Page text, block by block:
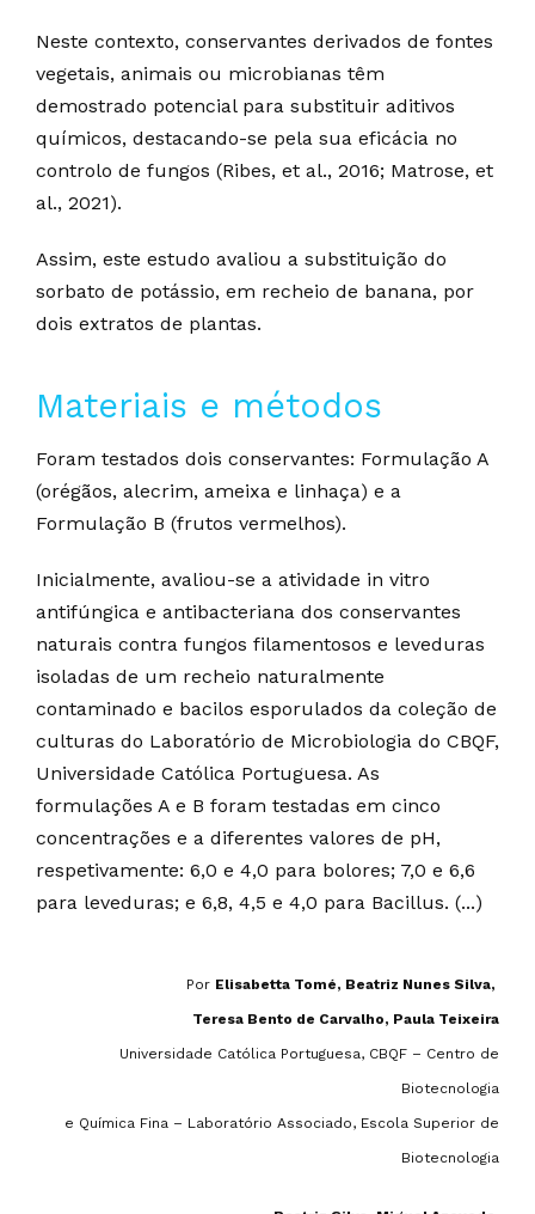
Neste contexto, conservantes derivados de fontes
vegetais, animais ou microbianas têm
demostrado potencial para substituir aditivos
químicos, destacando-se pela sua eficácia no
controlo de fungos (Ribes, et al., 2016; Matrose, et
al., 2021).
Assim, este estudo avaliou a substituição do
sorbato de potássio, em recheio de banana, por
dois extratos de plantas.
Materiais e métodos
Foram testados dois conservantes: Formulação A
(orégãos, alecrim, ameixa e linhaça) e a
Formulação B (frutos vermelhos).
Inicialmente, avaliou-se a atividade in vitro
antifúngica e antibacteriana dos conservantes
naturais contra fungos filamentosos e leveduras
isoladas de um recheio naturalmente
contaminado e bacilos esporulados da coleção de
culturas do Laboratório de Microbiologia do CBQF,
Universidade Católica Portuguesa. As
formulações A e B foram testadas em cinco
concentrações e a diferentes valores de pH,
respetivamente: 6,0 e 4,0 para bolores; 7,0 e 6,6
para leveduras; e 6,8, 4,5 e 4,0 para Bacillus. (...)
Por Elisabetta Tomé, Beatriz Nunes Silva,
Teresa Bento de Carvalho, Paula Teixeira
Universidade Católica Portuguesa, CBQF – Centro de
Biotecnologia
e Química Fina – Laboratório Associado, Escola Superior de
Biotecnologia